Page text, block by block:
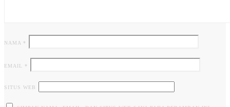
NAMA *
EMAIL *
SITUS WEB